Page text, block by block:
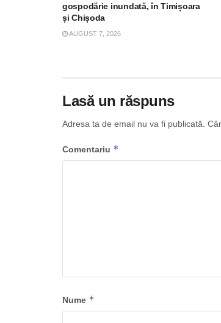
gospodărie inundată, în Timișoara
și Chișoda
AUGUST 7, 2026
Lasă un răspuns
Adresa ta de email nu va fi publicată.
Comentariu *
Nume *